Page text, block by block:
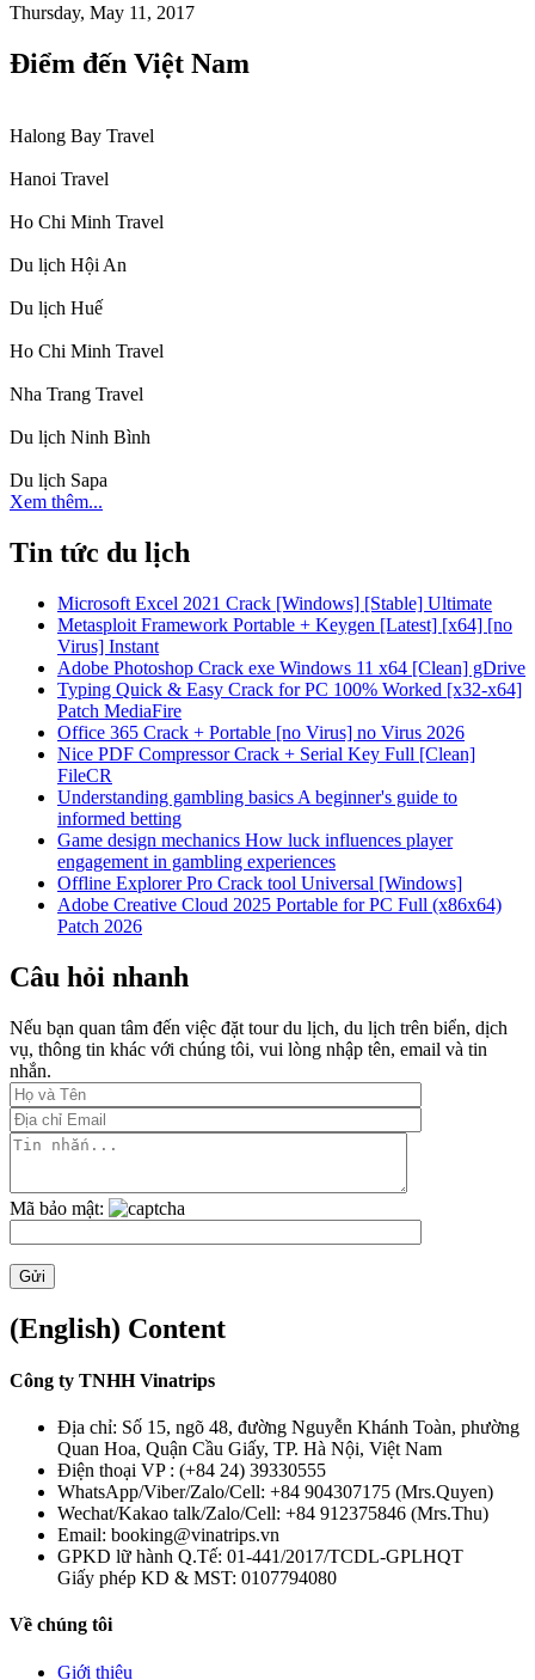
Thursday, May 11, 2017
Điểm đến Việt Nam
Halong Bay Travel
Hanoi Travel
Ho Chi Minh Travel
Du lịch Hội An
Du lịch Huế
Ho Chi Minh Travel
Nha Trang Travel
Du lịch Ninh Bình
Du lịch Sapa
Xem thêm...
Tin tức du lịch
Microsoft Excel 2021 Crack [Windows] [Stable] Ultimate
Metasploit Framework Portable + Keygen [Latest] [x64] [no
Virus] Instant
Adobe Photoshop Crack exe Windows 11 x64 [Clean] gDrive
Typing Quick & Easy Crack for PC 100% Worked [x32-x64]
Patch MediaFire
Office 365 Crack + Portable [no Virus] no Virus 2026
Nice PDF Compressor Crack + Serial Key Full [Clean]
FileCR
Understanding gambling basics A beginner's guide to
informed betting
Game design mechanics How luck influences player
engagement in gambling experiences
Offline Explorer Pro Crack tool Universal [Windows]
Adobe Creative Cloud 2025 Portable for PC Full (x86x64)
Patch 2026
Câu hỏi nhanh
Nếu bạn quan tâm đến việc đặt tour du lịch, du lịch trên biển, dịch
vụ, thông tin khác với chúng tôi, vui lòng nhập tên, email và tin
nhắn.
Mã bảo mật:
(English) Content
Công ty TNHH Vinatrips
Địa chỉ: Số 15, ngõ 48, đường Nguyễn Khánh Toàn, phường
Quan Hoa, Quận Cầu Giấy, TP. Hà Nội, Việt Nam
Điện thoại VP : (+84 24) 39330555
WhatsApp/Viber/Zalo/Cell: +84 904307175 (Mrs.Quyen)
Wechat/Kakao talk/Zalo/Cell: +84 912375846 (Mrs.Thu)
Email: booking@vinatrips.vn
GPKD lữ hành Q.Tế: 01-441/2017/TCDL-GPLHQT
Giấy phép KD & MST: 0107794080
Về chúng tôi
Giới thiệu